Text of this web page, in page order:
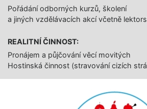
Pořádání odborných kurzů, školení
a jiných vzdělávacích akcí včetně
REALITNÍ ČINNOST:
Pronájem a půjčování věcí movitých
Hostinská činnost (stravování cizích